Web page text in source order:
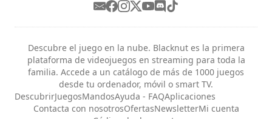
Descubre el juego en la nube. Blacknut es la primera
plataforma de videojuegos en streaming para toda la
familia. Accede a un catálogo de más de 1000 juegos
desde tu ordenador, móvil o smart TV.
DescubrirJuegosMandosAyuda - FAQAplicaciones
Contacta con nosotrosOfertasNewsletterMi cuenta